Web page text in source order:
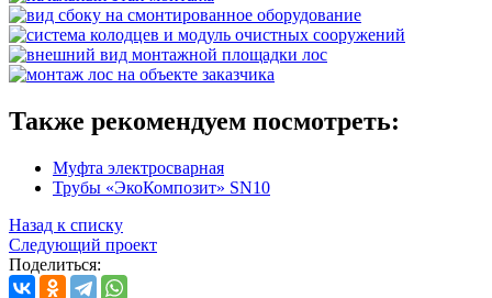
Также рекомендуем посмотреть:
Муфта электросварная
Трубы «ЭкоКомпозит» SN10
Назад к списку
Следующий проект
Поделиться: